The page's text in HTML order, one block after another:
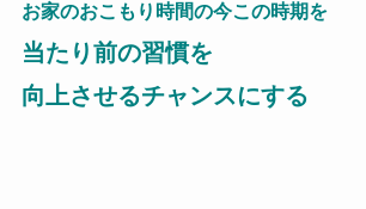
お家のおこもり時間の今この時期を
当たり前の習慣を
向上させるチャンスにする